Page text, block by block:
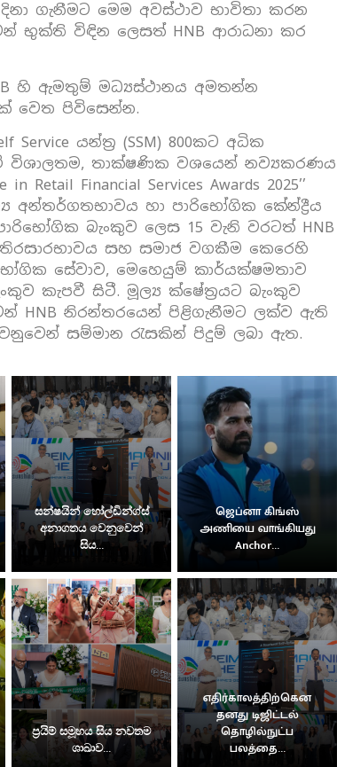
ගැනීමට මෙම අවස්ථාව භාවිතා කරන
භුක්ති විඳින ලෙසත් HNB ආරාධනා කර
හි ඇමතුම් මධ්‍යස්ථානය අමතන්න
වෙත පිවිසෙන්න.
යන්ත්‍ර (SSM) 800කට අධික
විශාලතම, තාක්ෂණික වශයෙන් නව්‍යකරණය
Retail Financial Services Awards 2025’’
අන්තර්ගතභාවය හා පාරිභෝගික කේන්ද්‍රීය
බැංකුව ලෙස 15 වැනි වරටත් HNB
සහ සමාජ වගකීම කෙරෙහි
සේවාව, මෙහෙයුම් කාර්යක්ෂමතාව
කැපවී සිටී. මූල්‍ය ක්ෂේත්‍රයට බැංකුව
HNB නිරන්තරයෙන් පිළිගැනීමට ලක්ව ඇති
සම්මාන රැසකින් පිදුම් ලබා ඇත.
සන්ෂයින් හෝල්ඩින්ග්ස්
අනාගතය වෙනුවෙන්
සිය...
ஜெப்னா கிங்ஸ்
அணியை வாங்கியது
Anchor...
ප්‍රයිම් සමූහය සිය නවතම
ශාඛාව...
எதிர்காலத்திற்கென
தனது டிஜிட்டல்
தொழில்நுட்ப
பலத்தை...